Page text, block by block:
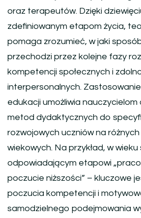
oraz terapeutów. Dzięki
zdefiniowanym etapom życia,
pomaga zrozumieć, w jaki
przechodzi przez kolejne fazy
kompetencji społecznych i
interpersonalnych.
edukacji umożliwia
metod dydaktycznych do
rozwojowych uczniów na
wiekowych. Na przykład, w wieku
odpowiadającym etapowi
poczucie niższości” – kluczowe
poczucia kompetencji i
samodzielnego podejmowania